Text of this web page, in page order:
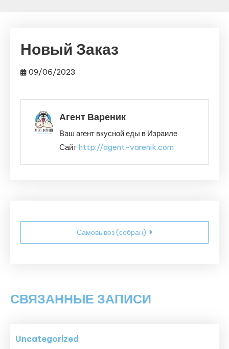
Новый Заказ
09/06/2023
Агент Вареник
Ваш агент вкусной еды в Израиле
Сайт http://agent-varenik.com
Навигация
по
Самовывоз (собран)
СВЯЗАННЫЕ ЗАПИСИ
Uncategorized